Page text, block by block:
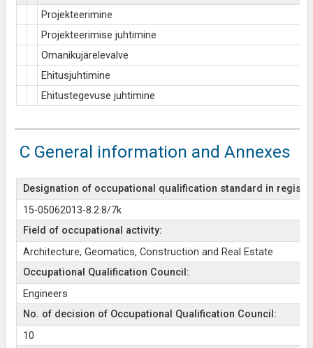
Projekteerimine
Projekteerimise juhtimine
Omanikujärelevalve
Ehitusjuhtimine
Ehitustegevuse juhtimine
C General information and Annexes
Designation of occupational qualification standard in
15-05062013-8.2.8/7k
Field of occupational activity:
Architecture, Geomatics, Construction and Real Estate
Occupational Qualification Council:
Engineers
No. of decision of Occupational Qualification Council:
10